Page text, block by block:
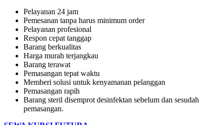
Pelayanan 24 jam
Pemesanan tanpa harus minimum order
Pelayanan profesional
Respon cepat tanggap
Barang berkualitas
Harga murah terjangkau
Barang terawat
Pemasangan tepat waktu
Memberi solusi untuk kenyamanan pelanggan
Pemasangan rapih
Barang steril disemprot desinfektan sebelum dan sesudah
pemasangan.